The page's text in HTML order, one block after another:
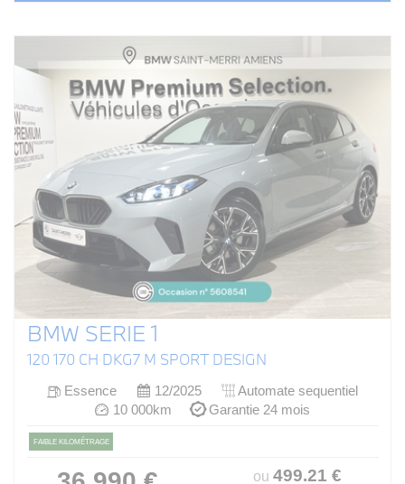
BMW SERIE 1
120 170 CH DKG7 M SPORT DESIGN
Essence 12/2025
Automate sequentiel
10 000km
Garantie 24 mois
FAIBLE KILOMÉTRAGE
ou 499.21 €